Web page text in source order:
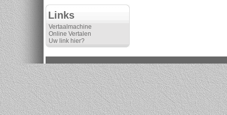
Links
Vertaalmachine
Online Vertalen
Uw link hier?